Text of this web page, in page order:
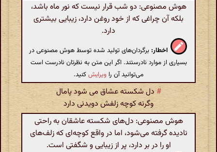
هوش مصنوعی: دو شب قرار نیست که نور ماه باشد،
بلکه آن چراغی که از خود روغن دارد، زیبایی بیشتری
دارد.
اخطار: برگردان‌های تولید شده توسط هوش مصنوعی در
بسیاری از موارد نادرستند. اگر این متن به نظرتان نادرست است
می‌توانید آن را ویرایشکنید.
#دل شکسته عشاق می شود پامال
وگرنه کوچه زلفش دویدنی دارد
هوش مصنوعی: دل‌های شکسته عاشقان به راحتی
نادیده گرفته می‌شود، اما در واقع کوچه‌ای که زلف‌های
او را در بر دارد، پر از زیبایی و شگفتی است.